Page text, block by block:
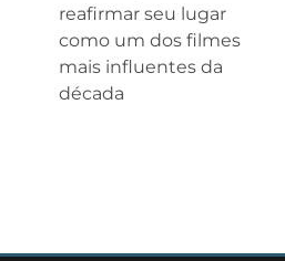
reafirmar seu lugar
como um dos filmes
mais influentes da
década